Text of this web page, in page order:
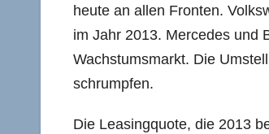
heute an allen Fronten.
im Jahr 2013. Mercedes und
Wachstumsmarkt. Die
schrumpfen.
Die Leasingquote, die 2013